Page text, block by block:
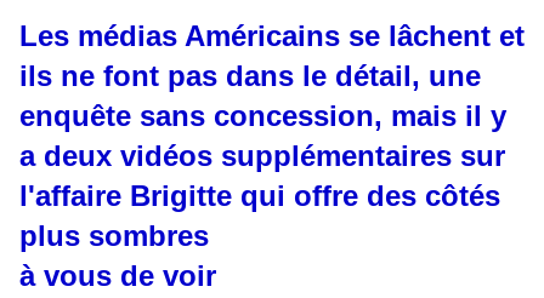
Les médias Américains se lâchent et
ils ne font pas dans le détail, une
enquête sans concession, mais il y
a deux vidéos supplémentaires sur
l'affaire Brigitte qui offre des côtés
plus sombres
à vous de voir